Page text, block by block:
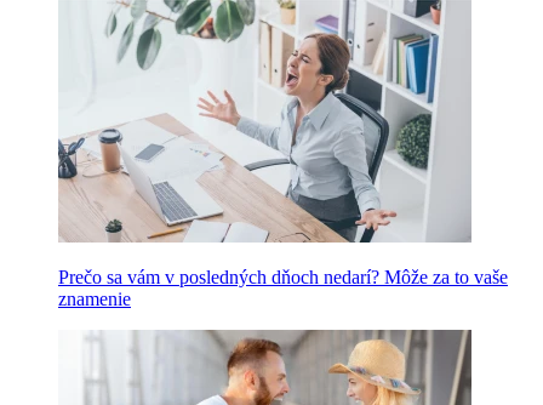
Prečo sa vám v posledných dňoch nedarí? Môže za to vaše
znamenie